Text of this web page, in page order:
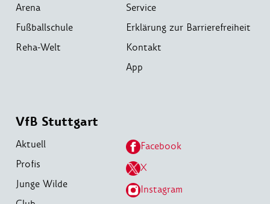
Arena
Fußballschule
Reha-Welt
Service
Erklärung zur Barrierefreiheit
Kontakt
App
VfB Stuttgart
Aktuell
Profis
Junge Wilde
Facebook
X
Instagram